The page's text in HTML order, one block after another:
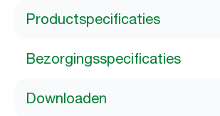
Productspecificaties
Bezorgingsspecificaties
Downloaden